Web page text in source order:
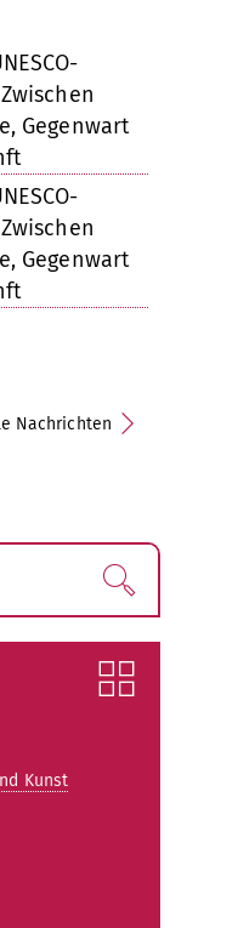
Gegenwart
Gegenwart
Nachrichten
Finden!
Kunst